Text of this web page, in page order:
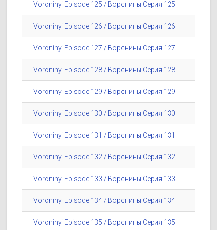
Voroninyi Episode 125 / Воронины Серия 125
Voroninyi Episode 126 / Воронины Серия 126
Voroninyi Episode 127 / Воронины Серия 127
Voroninyi Episode 128 / Воронины Серия 128
Voroninyi Episode 129 / Воронины Серия 129
Voroninyi Episode 130 / Воронины Серия 130
Voroninyi Episode 131 / Воронины Серия 131
Voroninyi Episode 132 / Воронины Серия 132
Voroninyi Episode 133 / Воронины Серия 133
Voroninyi Episode 134 / Воронины Серия 134
Voroninyi Episode 135 / Воронины Серия 135